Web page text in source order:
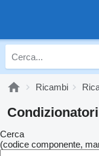
Ricambi
Cerca
(codice componente,